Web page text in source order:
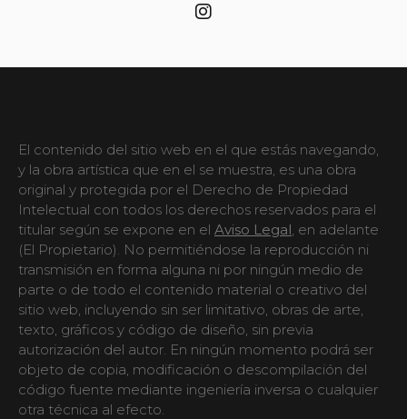
El contenido del sitio web en el que estás navegando,
y la obra artística que en el se muestra, es una obra
original y protegida por el Derecho de Propiedad
Intelectual con todos los derechos reservados para el
titular según se expone en el Aviso Legal, en adelante
(El Propietario). No permitiéndose la reproducción ni
transmisión en forma alguna ni por ningún medio de
parte o de todo el contenido material o creativo del
sitio web, incluyendo sin ser limitativo, obras de arte,
texto, gráficos y código de diseño, sin previa
autorización del autor. En ningún momento podrá ser
objeto de copia, modificación o descompilación del
código fuente mediante ingeniería inversa o cualquier
otra técnica al efecto.